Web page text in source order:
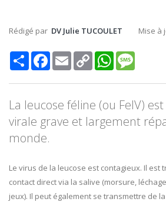
Rédigé par DV Julie TUCOULET Mise à
Share Facebook
Email Copy
Link
WhatsApp
La leucose féline (ou FelV)
virale grave et largement
monde.
Le virus de la leucose est contagieux. Il est
contact direct via la salive (morsure,
jeux). Il peut également se transmettre de